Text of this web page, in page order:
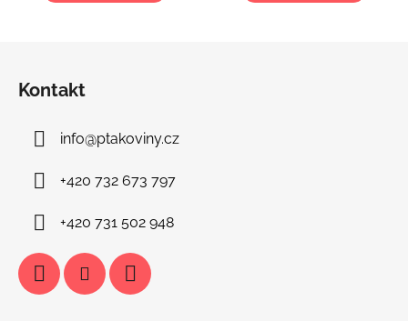
Kontakt
info@ptakoviny.cz
+420 732 673 797
+420 731 502 948